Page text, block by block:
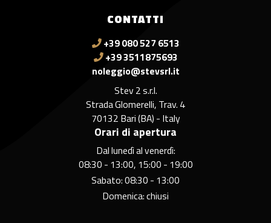
CONTATTI
+39 080 527 6513
+39 3511875693
noleggio@stevsrl.it
Stev 2 s.r.l.
Strada Glomerelli, Trav. 4
70132 Bari (BA) - Italy
Orari di apertura
Dal lunedì al venerdì:
08:30 - 13:00, 15:00 - 19:00
Sabato: 08:30 - 13:00
Domenica: chiusi